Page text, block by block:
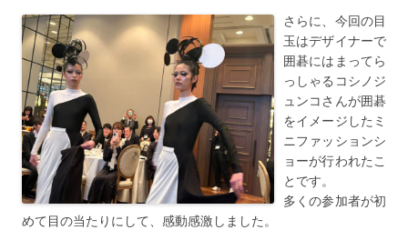
さらに、今回の目
玉はデザイナーで
囲碁にはまってら
っしゃるコシノジ
ュンコさんが囲碁
をイメージしたミ
ニファッションシ
ョーが行われたこ
とです。
多くの参加者が初
めて目の当たりにして、感動感激しました。